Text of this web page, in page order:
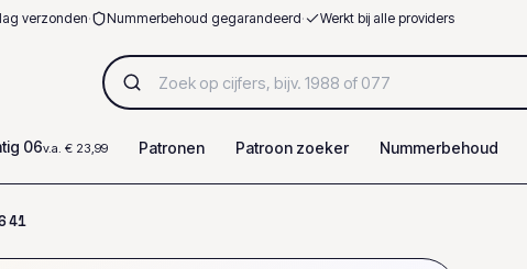
verzonden· Nummerbehoud gegarandeerd· Werkt bij alle providers
06v.a. € 23,99 Patronen Patroon zoeker Nummerbehoud
41